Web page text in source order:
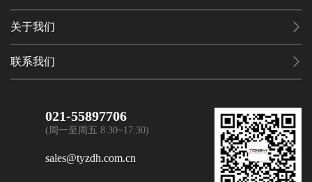
关于我们
联系我们
021-55897706
(周一至周五 8:30~17:30)
sales@tyzdh.com.cn